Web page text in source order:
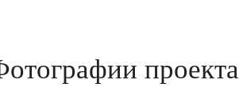
проекта